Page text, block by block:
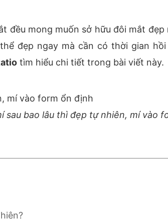
đều mong muốn sở hữu đôi mắt
đẹp ngay mà cần có thời gian hồi
tìm hiểu chi tiết trong bài viết này.
sau bao lâu thì đẹp tự nhiên, mí vào